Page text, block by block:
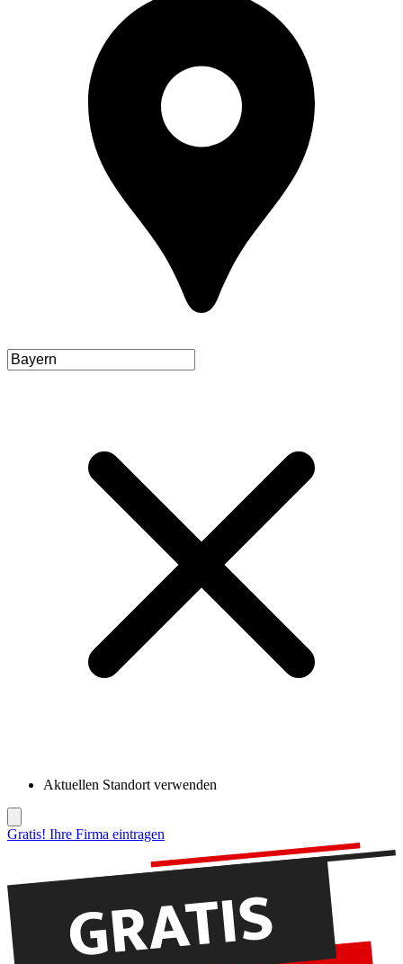
Aktuellen Standort verwenden
Gratis! Ihre Firma eintragen